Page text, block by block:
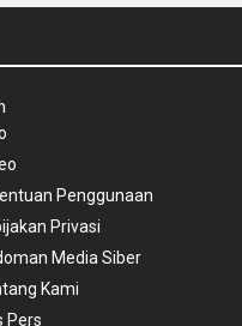
Penggunaan
Privasi
Media Siber
Kami
Pers